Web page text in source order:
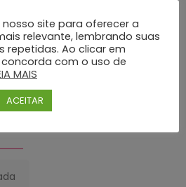
site para oferecer a
relevante, lembrando suas
repetidas. Ao clicar em
concorda com o uso de
MAIS
ACEITAR